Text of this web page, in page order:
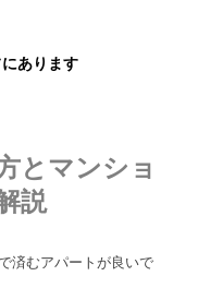
あります
とマンショ
説
済むアパートが良いで